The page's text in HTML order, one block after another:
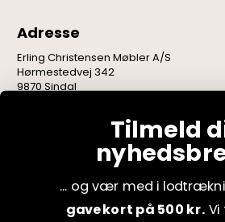
Adresse
Erling Christensen Møbler A/S
Hørmestedvej 342
9870 Sindal
Tilmeld
... og vær med i
gavekort på 500 kr.